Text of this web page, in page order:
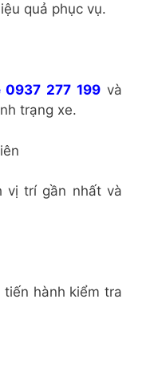
quả phục vụ.
0937 277 199 và
trạng xe.
vị trí gần nhất và
hành kiểm tra